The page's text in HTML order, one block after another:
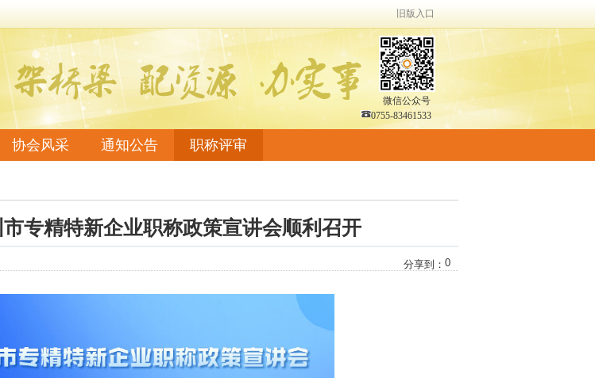
旧版入口
微信公众号
0755-83461533
协会风采 通知公告 职称评审
市专精特新企业职称政策宣讲会顺利召开
分享到： 0